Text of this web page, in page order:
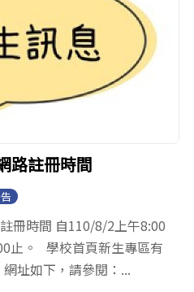
路註冊時間
冊時間 自110/8/2上午8:00
止。 學校首頁新生專區有
址如下，請參閱：...